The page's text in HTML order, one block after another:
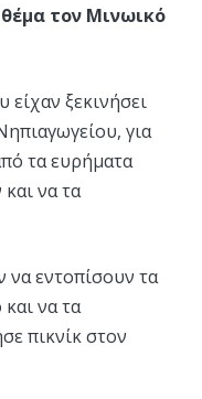
τον Μινωικό
ξεκινήσει
για
τα ευρήματα
να τα
εντοπίσουν τα
να τα
πικνίκ στον